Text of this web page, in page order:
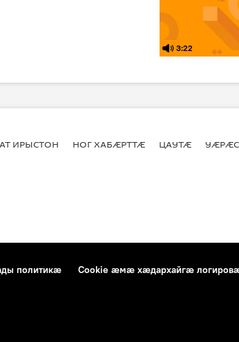
3:22
ИРЫСТОН НОГ ХАБӔРТТӔ ЦАУТӔ
политикæ Cookie æмæ хæдархайгæ